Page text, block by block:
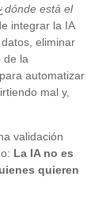
está el
integrar la IA
eliminar
de la
automatizar
mal y,
validación
La IA no es
quieren